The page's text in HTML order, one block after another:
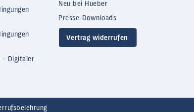
– Digitaler
Neu bei Hueber
Presse-Downloads
Vertrag widerrufen